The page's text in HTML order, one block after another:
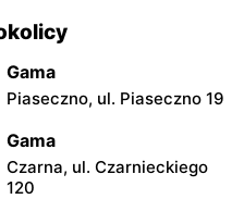
Gama
Piaseczno, ul. Piaseczno 19
Gama
Czarna, ul. Czarnieckiego
120